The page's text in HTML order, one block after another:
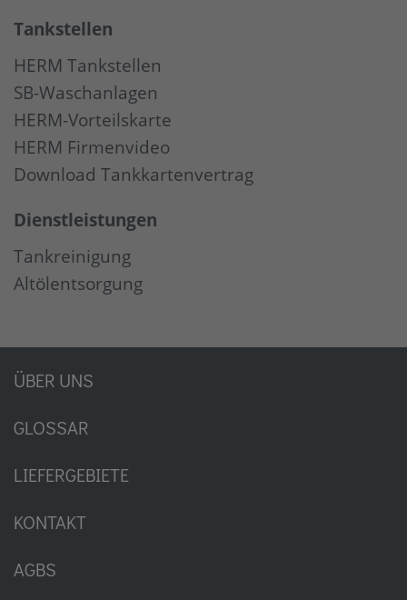
Tankstellen
HERM Tankstellen
SB-Waschanlagen
HERM-Vorteilskarte
HERM Firmenvideo
Download Tankkartenvertrag
Dienstleistungen
Tankreinigung
Altölentsorgung
ÜBER UNS
GLOSSAR
LIEFERGEBIETE
KONTAKT
AGBS